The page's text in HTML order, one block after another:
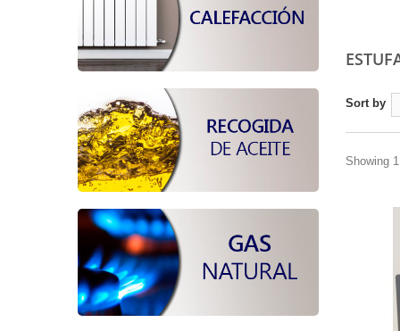
Sort by
Showing